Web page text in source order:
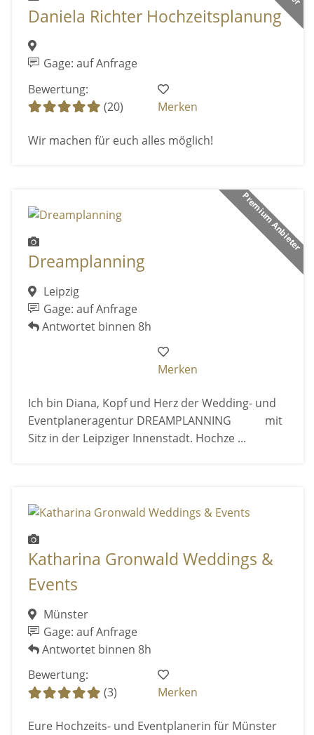
Daniela Richter Hochzeitsplanung
Gage: auf Anfrage
Bewertung:
(20)
Merken
Wir machen für euch alles möglich!
Premium Anbieter
Dreamplanning
Leipzig
Gage: auf Anfrage
Antwortet binnen 8h
Merken
Ich bin Diana, Kopf und Herz der Wedding- und
Eventplaneragentur DREAMPLANNING mit
Sitz in der Leipziger Innenstadt. Hochze ...
Katharina Gronwald Weddings &
Events
Münster
Gage: auf Anfrage
Antwortet binnen 8h
Bewertung:
(3)
Merken
Eure Hochzeits- und Eventplanerin für Münster